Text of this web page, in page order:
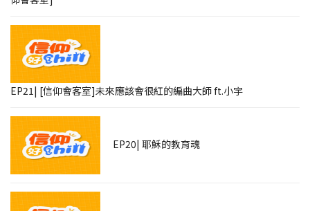
EP21| [信仰會客室]未來應該會很紅的編曲大師 ft.小宇
EP20| 耶穌的教育魂